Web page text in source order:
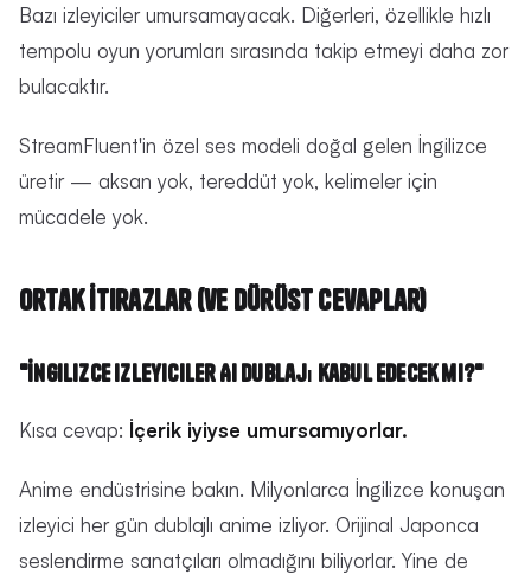
Bazı izleyiciler umursamayacak. Diğerleri, özellikle hızlı
tempolu oyun yorumları sırasında takip etmeyi daha zor
bulacaktır.
StreamFluent'in özel ses modeli doğal gelen İngilizce
üretir — aksan yok, tereddüt yok, kelimeler için
mücadele yok.
Ortak İtirazlar (ve Dürüst Cevaplar)
"İngilizce izleyiciler AI dublajı kabul edecek mi?"
Kısa cevap: İçerik iyiyse umursamıyorlar.
Anime endüstrisine bakın. Milyonlarca İngilizce konuşan
izleyici her gün dublajlı anime izliyor. Orijinal Japonca
seslendirme sanatçıları olmadığını biliyorlar. Yine de